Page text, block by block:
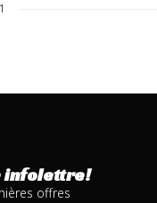
infolettre!
offres